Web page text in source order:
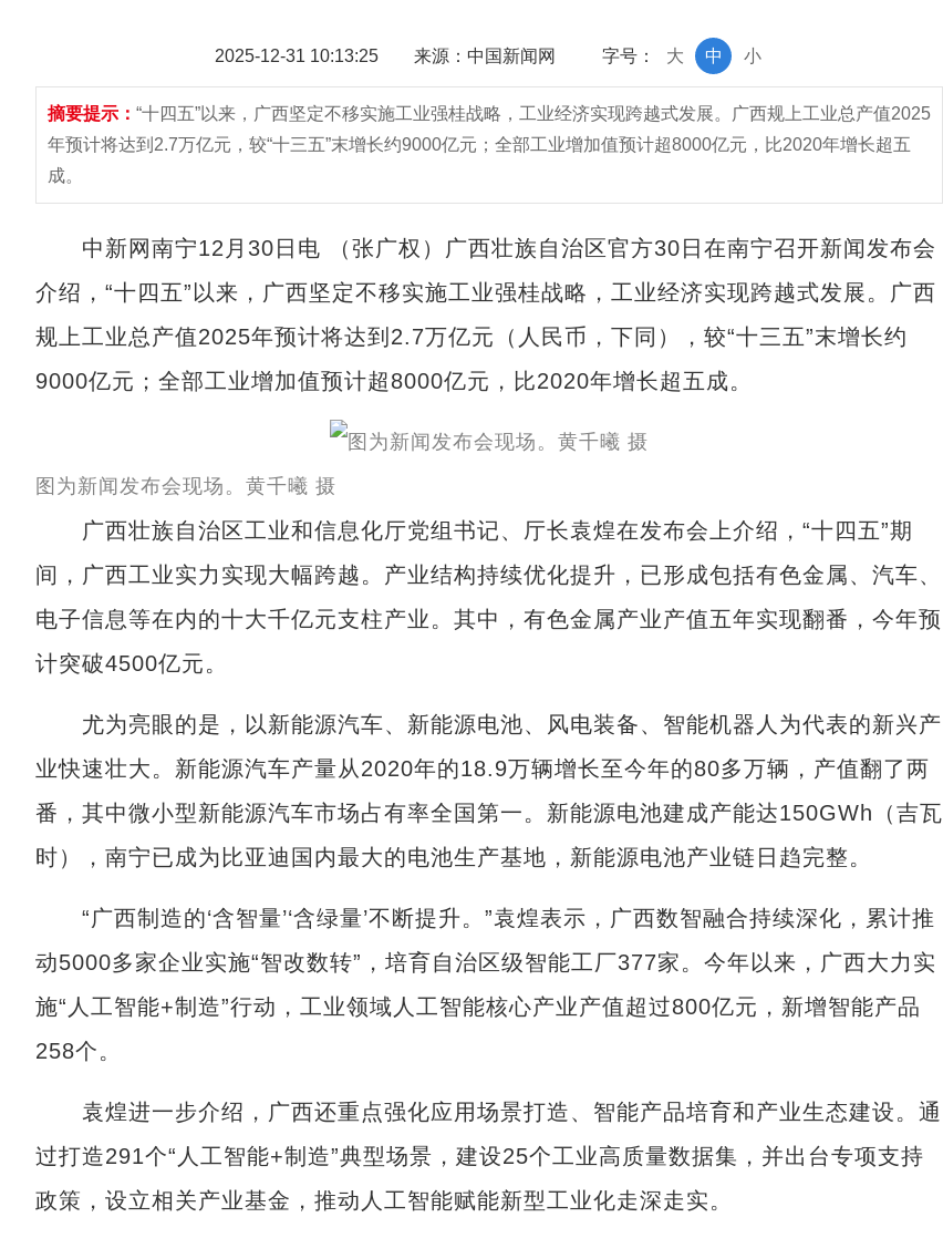
2025-12-31 10:13:25 来源：中国新闻网 字号： 小
中
大
摘要提示： “十四五”以来，广西坚定不移实施工业强桂战略，工业经济实现跨越式发展。广西规上工业总产值2025
年预计将达到2.7万亿元，较“十三五”末增长约9000亿元；全部工业增加值预计超8000亿元，比2020年增长超五
成。
中新网南宁12月30日电 （张广权）广西壮族自治区官方30日在南宁召开新闻发布会
介绍，“十四五”以来，广西坚定不移实施工业强桂战略，工业经济实现跨越式发展。广西
规上工业总产值2025年预计将达到2.7万亿元（人民币，下同），较“十三五”末增长约
9000亿元；全部工业增加值预计超8000亿元，比2020年增长超五成。
图为新闻发布会现场。黄千曦 摄
广西壮族自治区工业和信息化厅党组书记、厅长袁煌在发布会上介绍，“十四五”期
间，广西工业实力实现大幅跨越。产业结构持续优化提升，已形成包括有色金属、汽车、
电子信息等在内的十大千亿元支柱产业。其中，有色金属产业产值五年实现翻番，今年预
计突破4500亿元。
尤为亮眼的是，以新能源汽车、新能源电池、风电装备、智能机器人为代表的新兴产
业快速壮大。新能源汽车产量从2020年的18.9万辆增长至今年的80多万辆，产值翻了两
番，其中微小型新能源汽车市场占有率全国第一。新能源电池建成产能达150GWh（吉瓦
时），南宁已成为比亚迪国内最大的电池生产基地，新能源电池产业链日趋完整。
“广西制造的‘含智量’‘含绿量’不断提升。”袁煌表示，广西数智融合持续深化，累计推
动5000多家企业实施“智改数转”，培育自治区级智能工厂377家。今年以来，广西大力实
施“人工智能+制造”行动，工业领域人工智能核心产业产值超过800亿元，新增智能产品
258个。
袁煌进一步介绍，广西还重点强化应用场景打造、智能产品培育和产业生态建设。通
过打造291个“人工智能+制造”典型场景，建设25个工业高质量数据集，并出台专项支持
政策，设立相关产业基金，推动人工智能赋能新型工业化走深走实。